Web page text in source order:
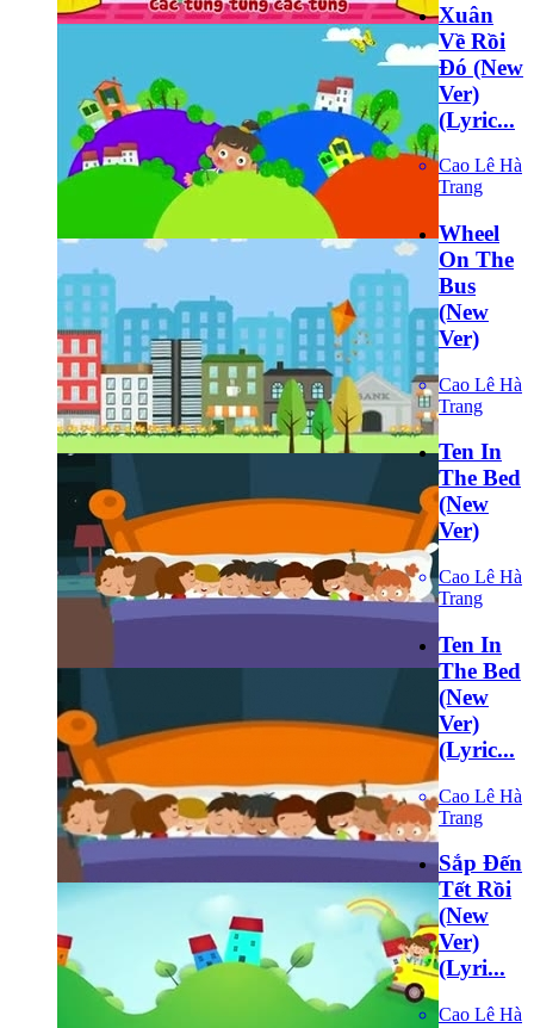
Xuân
Về Rồi
Đó (New
Ver)
(Lyric...
Cao Lê Hà
Trang
Wheel
On The
Bus
(New
Ver)
Cao Lê Hà
Trang
Ten In
The Bed
(New
Ver)
Cao Lê Hà
Trang
Ten In
The Bed
(New
Ver)
(Lyric...
Cao Lê Hà
Trang
Sắp Đến
Tết Rồi
(New
Ver)
(Lyri...
Cao Lê Hà